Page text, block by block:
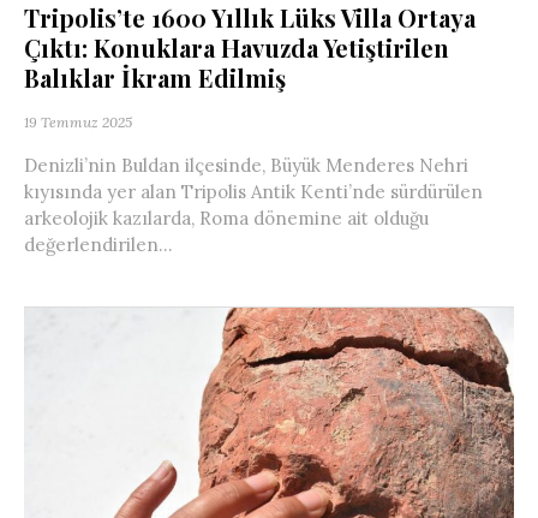
Tripolis’te 1600 Yıllık Lüks Villa Ortaya
Çıktı: Konuklara Havuzda Yetiştirilen
Balıklar İkram Edilmiş
19 Temmuz 2025
Denizli’nin Buldan ilçesinde, Büyük Menderes Nehri
kıyısında yer alan Tripolis Antik Kenti’nde sürdürülen
arkeolojik kazılarda, Roma dönemine ait olduğu
değerlendirilen...